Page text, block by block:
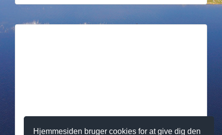
Hjemmesiden bruger cookies for at give dig den